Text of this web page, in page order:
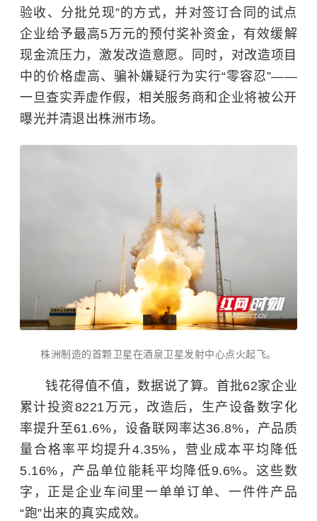
验收、分批兑现”的方式，并对签订合同的试点
企业给予最高5万元的预付奖补资金，有效缓解
现金流压力，激发改造意愿。同时，对改造项目
中的价格虚高、骗补嫌疑行为实行“零容忍”——
一旦查实弄虚作假，相关服务商和企业将被公开
曝光并清退出株洲市场。
株洲制造的首颗卫星在酒泉卫星发射中心点火起飞。
钱花得值不值，数据说了算。首批62家企业
累计投资8221万元，改造后，生产设备数字化
率提升至61.6%，设备联网率达36.8%，产品质
量合格率平均提升4.35%，营业成本平均降低
5.16%，产品单位能耗平均降低9.6%。这些数
字，正是企业车间里一单单订单、一件件产品
“跑”出来的真实成效。